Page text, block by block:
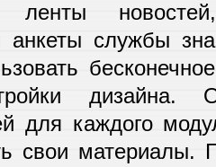
ленты
анкеты службы
дизайна.
для каждого
свои материалы.